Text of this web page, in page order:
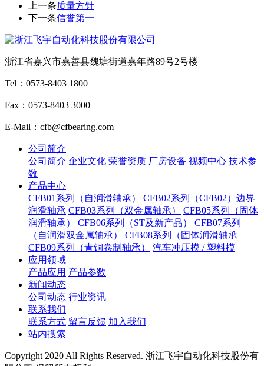
上一条质量方针
下一条信誉第一
浙江省嘉兴市嘉善县魏塘街道嘉年路89号2号楼
Tel：0573-8403 1800
Fax：0573-8403 3000
E-Mail：cfb@cfbearing.com
公司简介
公司简介 企业文化 荣誉资质 厂房设备 视频中心 技术参
数
产品中心
CFB01系列（自润滑轴承）
CFB02系列（CFB02）边界
润滑轴承 CFB03系列（双金属轴承）
CFB05系列（固体
润滑轴承）
CFB06系列（ST及新产品）
CFB07系列
（自润滑双金属轴承）
CFB08系列（固体润滑轴承
CFB09系列（青铜卷制轴承）
汽车冲压模 / 塑料模
应用领域
产品应用 产品参数
新闻动态
公司动态 行业资讯
联系我们
联系方式 留言反馈 加入我们
站内搜索
Copyright 2020 All Rights Reserved. 浙江飞宇自动化科技股份有